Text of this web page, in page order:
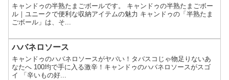
キャンドゥの半熟たまごボールです。 キャンドゥの半熟たまごボー
ル｜ユニークで便利な収納アイテムの魅力 キャンドゥの「半熟たま
ごボール」は、そ...
ハバネロソース
キャンドゥのハバネロソースがヤバい！タバスコじゃ物足りないあ
なたへ 100均で手に入る激辛！キャンドゥのハバネロソースがスゴ
イ 「辛いもの好...